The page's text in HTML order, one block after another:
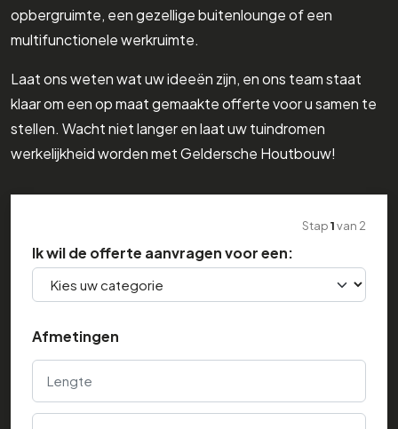
opbergruimte, een gezellige buitenlounge of een
multifunctionele werkruimte.
Laat ons weten wat uw ideeën zijn, en ons team staat
klaar om een op maat gemaakte offerte voor u samen te
stellen. Wacht niet langer en laat uw tuindromen
werkelijkheid worden met Geldersche Houtbouw!
Stap1van 2
Ik wil de offerte aanvragen voor een:
Afmetingen
Lengte
Breedte